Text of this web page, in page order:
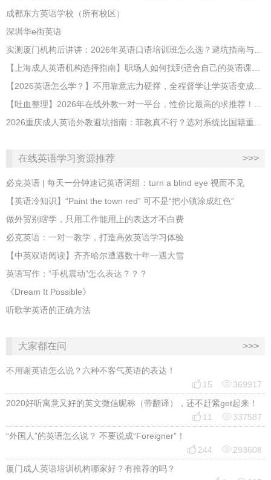
成都东方英语学校（所有校区）
深圳华e街英语
实测厦门机构后讲讲：2026年英语口语培训班怎么选？避坑指南与高效学习新范式
【上海成人英语机构选择指南】职场人如何找到适合自己的英语课程？
【2026英语怎么学？】不用靠意志力硬撑，全程督学让学英语变成日常习惯
【吐血整理】2026年在线外教一对一平台，性价比最高的求推荐！哪家效果好？
2026重庆成人英语外教避坑指南：菲教真不行？选对系统比国籍重要100倍！
在线英语学习资源推荐 >>>
必克英语 | 每天一分钟速记英语词组：turn a blind eye 视而不见
​【英语冷知识】“Paint the town red” 可不是“把小镇涂成红色”
做外贸别瞎学，只用工作能用上的表达才不白费
必克英语：一对一教学，打造高效英语学习体验
【中英双语阅读】齐齐哈尔遭遇数十年一遇大雪
英语写作：“手机震动”怎么表达？？？
《Dream It Possible》
听歌学英语的正确方法
大家都在问 >>>
不用谢英语怎么说？六种不客气英语的表达！
 15 369917
2020好听寓意又好的英文微信昵称（带翻译），还不赶紧get起来！
 11 337587
“外国人”的英语怎么说？ 不要说成“Foreigner”！
 244 293608
厦门成人英语培训机构哪家好？有推荐的吗？